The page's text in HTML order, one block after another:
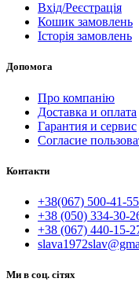
Вхід/Реєстрація
Кошик замовлень
Історія замовлень
Допомога
Про компанію
Доставка и оплата
Гарантия и сервис
Согласие
Контакти
+38(067) 500-41-55
+38 (050) 334-30-
+38 (067) 440-15-
Ми в соц. сітях